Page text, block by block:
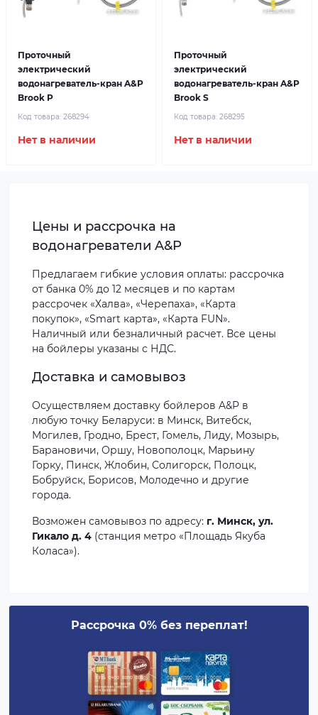
Проточный
электрический
водонагреватель-кран A&P
Brook P
Код товара: 268294
Нет в наличии
Проточный
электрический
водонагреватель-кран A&P
Brook S
Код товара: 268295
Нет в наличии
Цены и рассрочка на
водонагреватели A&P
Предлагаем гибкие условия оплаты: рассрочка
от банка 0% до 12 месяцев и по картам
рассрочек «Халва», «Черепаха», «Карта
покупок», «Smart карта», «Карта FUN».
Наличный или безналичный расчет. Все цены
на бойлеры указаны с НДС.
Доставка и самовывоз
Осуществляем доставку бойлеров A&P в
любую точку Беларуси: в Минск, Витебск,
Могилев, Гродно, Брест, Гомель, Лиду, Мозырь,
Барановичи, Оршу, Новополоцк, Марьину
Горку, Пинск, Жлобин, Солигорск, Полоцк,
Бобруйск, Борисов, Молодечно и другие
города.
Возможен самовывоз по адресу: г. Минск, ул.
Гикало д. 4 (станция метро «Площадь Якуба
Коласа»).
Рассрочка 0% без переплат!